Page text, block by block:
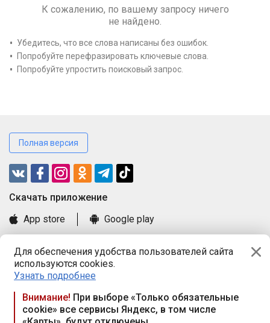
Для обеспечения удобства пользователей сайта
используются cookies.
Узнать подробнее
Внимание! При выборе «Только обязательные
cookie» все сервисы Яндекс, в том числе
К сожалению, по вашему запросу ничего
не найдено.
Убедитесь, что все слова написаны без ошибок.
Попробуйте перефразировать ключевые слова.
Попробуйте упростить поисковый запрос.
Полная версия
Cкачать приложение
App store
Google play
Книга замечаний и предложений
Правила и документы
Praca.by © 2000—2026, ООО «ПРАЦА БАЙ»
Республика Беларусь, 220114, г. Минск, пр-т Независимости
117а, пом. № 9.